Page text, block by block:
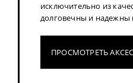
исключительно из
долговечны и надежны
ПРОСМОТРЕТЬ